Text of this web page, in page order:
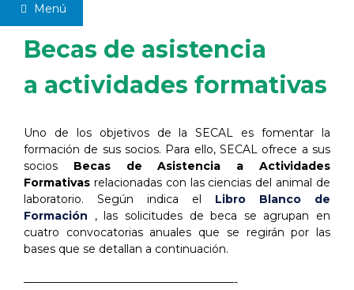
Menú
Becas de asistencia
a actividades formativas
Uno de los objetivos de la SECAL es fomentar la
formación de sus socios. Para ello, SECAL ofrece a sus
socios Becas de Asistencia a Actividades
Formativas relacionadas con las ciencias del animal de
laboratorio. Según indica el Libro Blanco de
Formación , las solicitudes de beca se agrupan en
cuatro convocatorias anuales que se regirán por las
bases que se detallan a continuación.
———————————————————-